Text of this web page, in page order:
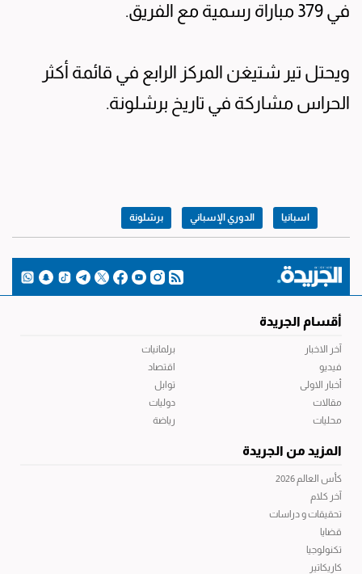
في 379 مباراة رسمية مع الفريق.
ويحتل تير شتيغن المركز الرابع في قائمة أكثر
الحراس مشاركة في تاريخ برشلونة.
اسبانيا الدوري الإسباني برشلونة
أقسام الجريدة
آخر الاخبار
فيديو
أخبار الاولى
مقالات
محليات
برلمانيات
اقتصاد
توابل
دوليات
رياضة
المزيد من الجريدة
كأس العالم 2026
آخر كلام
تحقيقات و دراسات
قضايا
تكنولوجيا
كاريكاتير